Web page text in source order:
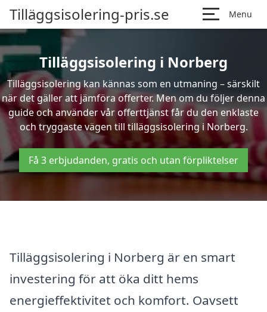
Tilläggsisolering-pris.se Menu
Tilläggsisolering i Norberg
Tilläggsisolering kan kännas som en utmaning – särskilt
när det gäller att jämföra offerter. Men om du följer denna
guide och använder vår offerttjänst får du den enklaste
och tryggaste vägen till tilläggsisolering i Norberg.
Få 3 erbjudanden, gratis och utan förpliktelser
Tilläggsisolering i Norberg är en smart
investering för att öka ditt hems
energieffektivitet och komfort. Oavsett